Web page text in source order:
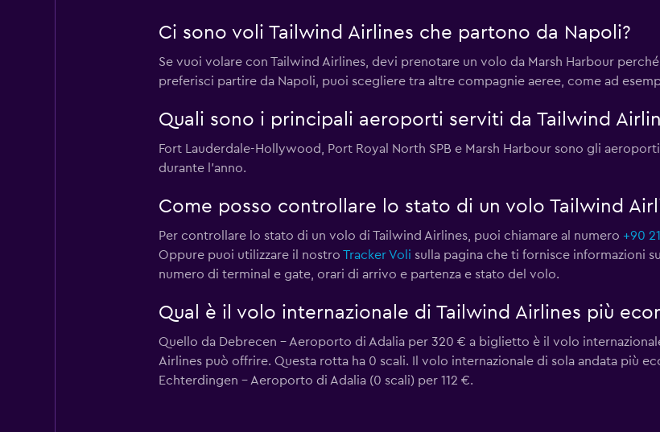
Ci sono voli Tailwind Airlines che partono da Napoli?
Se vuoi volare con Tailwind Airlines, devi prenotare un volo da Marsh Harbour
preferisci partire da Napoli, puoi scegliere tra altre compagnie aeree, come ad
Quali sono i principali aeroporti serviti da Tailwind
Fort Lauderdale-Hollywood, Port Royal North SPB e Marsh Harbour sono gli
durante l'anno.
Come posso controllare lo stato di un volo Tailwind
Per controllare lo stato di un volo di Tailwind Airlines, puoi chiamare al numero +90
Oppure puoi utilizzare il nostro Tracker Voli sulla pagina che ti fornisce informazioni
numero di terminal e gate, orari di arrivo e partenza e stato del volo.
Qual è il volo internazionale di Tailwind Airlines più
Quello da Debrecen - Aeroporto di Adalia per 320 € a biglietto è il volo
Airlines può offrire. Questa rotta ha 0 scali. Il volo internazionale di sola andata più
Echterdingen - Aeroporto di Adalia (0 scali) per 112 €.